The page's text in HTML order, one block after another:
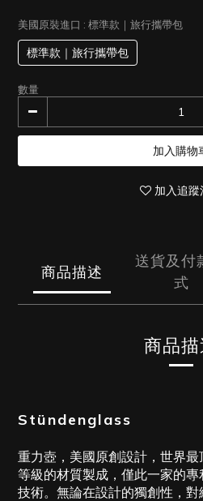
美國原裝進口 : 標準款｜旅行攜帶包
標準款｜旅行攜帶包
數量
加入購物
加入追蹤
商品描述
送貨及付
式
商品描
Stündenglass
重力壺，美國原創設計，世界
等級的材質製成，僅此一家的
技術。無論在設計的獨創性，